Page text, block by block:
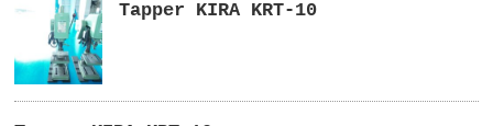
Tapper KIRA KRT-10